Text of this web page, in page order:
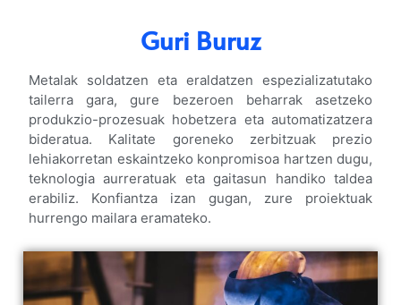
Guri Buruz
Metalak soldatzen eta eraldatzen espezializatutako
tailerra gara, gure bezeroen beharrak asetzeko
produkzio-prozesuak hobetzera eta automatizatzera
bideratua. Kalitate goreneko zerbitzuak prezio
lehiakorretan eskaintzeko konpromisoa hartzen dugu,
teknologia aurreratuak eta gaitasun handiko taldea
erabiliz. Konfiantza izan gugan, zure proiektuak
hurrengo mailara eramateko.